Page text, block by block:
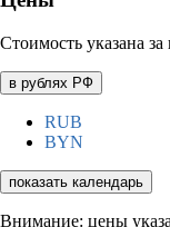
Стоимость указана
в рублях РФ
RUB
BYN
показать календарь
Внимание: цены